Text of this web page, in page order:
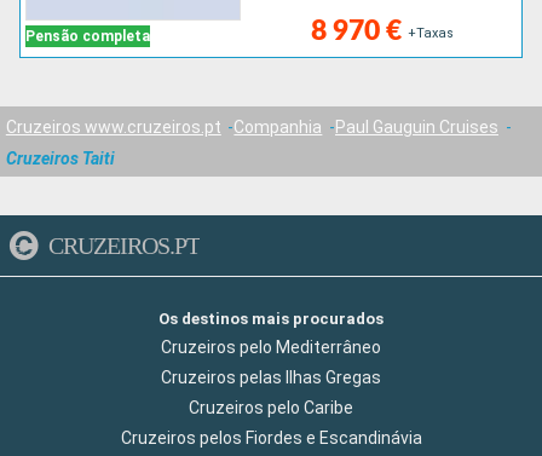
Pensão completa 8 970 € +Taxas
Cruzeiros www.cruzeiros.pt Companhia
Paul Gauguin Cruises
Cruzeiros Taiti
CRUZEIROS.PT
Os destinos mais procurados
Cruzeiros pelo Mediterrâneo
Cruzeiros pelas Ilhas Gregas
Cruzeiros pelo Caribe
Cruzeiros pelos Fiordes e Escandinávia